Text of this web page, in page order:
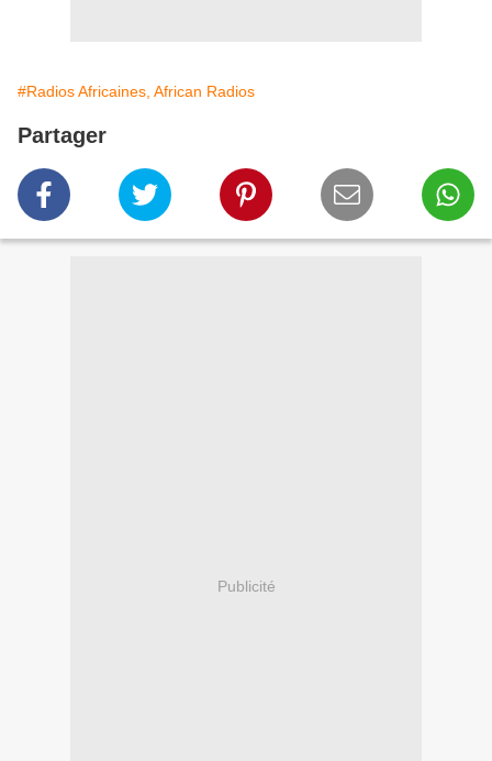
#Radios Africaines, African Radios
Partager
Publicité